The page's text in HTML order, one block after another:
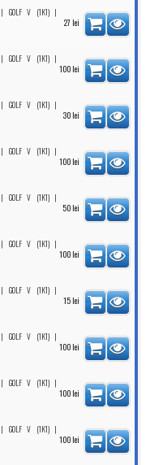
| GOLF V (1K1)|
27 lei
| GOLF V (1K1)|
100 lei
| GOLF V (1K1)|
30 lei
| GOLF V (1K1)|
100 lei
| GOLF V (1K1)|
50 lei
| GOLF V (1K1)|
100 lei
| GOLF V (1K1)|
15 lei
| GOLF V (1K1)|
100 lei
| GOLF V (1K1)|
100 lei
| GOLF V (1K1)|
100 lei